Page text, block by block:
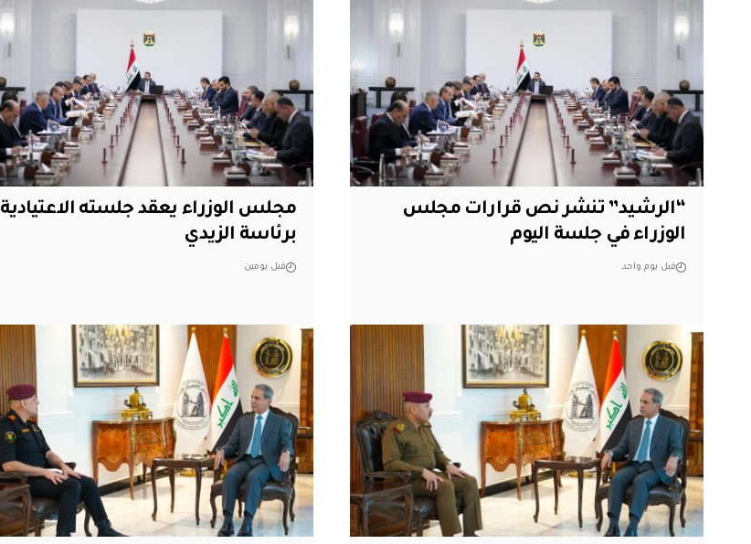
“الرشيد” تنشر نص قرارات مجلس
الوزراء في جلسة اليوم
قبل يوم واحد
مجلس الوزراء يعقد جلسته الاعتيادية
برئاسة الزيدي
قبل يومين